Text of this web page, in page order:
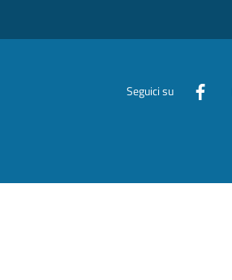
Seguici su